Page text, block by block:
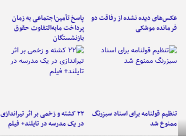
عکس‌های دیده نشده از رفاقت دو
فرمانده‌ موشکی
پاسخ تأمین‌اجتماعی به زمان
پرداخت مابه‌التفاوت حقوق
بازنشستگان
تنظیم قولنامه برای اسناد سبزرنگ
ممنوع شد
۲۲ کشته و زخمی بر اثر تیراندازی
در یک مدرسه در تایلند+ فیلم